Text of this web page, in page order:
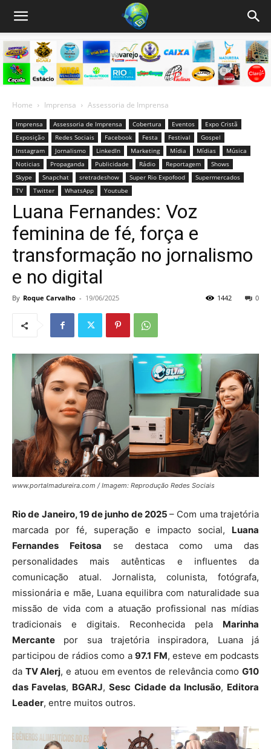
Home Imprensa Assessoria de Imprensa
Imprensa Assessoria de Imprensa Cobertura Eventos
Expo Cristã
Exposição
Redes Sociais Facebook Festa Festival
Gospel
Instagram
Jornalismo LinkedIn Marketing Mídia Mídias
Música
Noticias
Propaganda Publicidade Rádio Reportagem
Shows
Skype
Snapchat sretradeshow Super Rio Expofood
Supermercados
TV
Twitter WhatsApp Youtube
Luana Fernandes: Voz
feminina de fé, força e
transformação no jornalismo
e no digital
By Roque Carvalho - 19/06/2025 0
1442
www.portalmadureira.com / Imagem: Reprodução Redes Sociais
Rio de Janeiro, 19 de junho de 2025– Com uma trajetória
marcada por fé, superação e impacto social, Luana
Fernandes Feitosa se destaca como uma das
personalidades mais autênticas e influentes da
comunicação atual. Jornalista, colunista, fotógrafa,
missionária e mãe, Luana equilibra com naturalidade sua
missão de vida com a atuação profissional nas mídias
tradicionais e digitais. Reconhecida pela Marinha
Mercante por sua trajetória inspiradora, Luana já
participou de rádios como a97.1 FM, esteve em podcasts
da TV Alerj, e atuou em eventos de relevância comoG10
das Favelas, BGARJ,Sesc Cidade da Inclusão, Editora
Leader, entre muitos outros.